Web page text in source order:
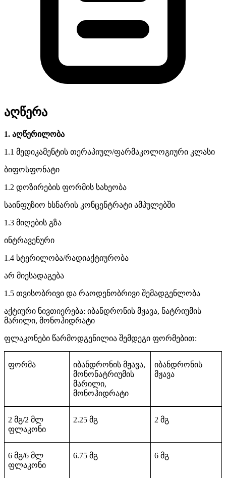
აღწერა
1. აღწერილობა
1.1 მედიკამენტის თერაპიულ/ფარმაკოლოგიური კლასი
ბიფოსფონატი
1.2 დოზირების ფორმის სახეობა
საინფუზიო ხსნარის კონცენტრატი ამპულებში
1.3 მიღების გზა
ინტრავენური
1.4 სტერილობა/რადიაქტიურობა
არ მიესადაგება
1.5 თვისობრივი და რაოდენობრივი შემადგენლობა
აქტიური ნივთიერება: იბანდრონის მჟავა, ნატრიუმის
მარილი, მონოჰიდრატი
ფლაკონები წარმოდგენილია შემდეგი ფორმებით:
ფორმა
იბანდრონის მჟავა,
მონონატრიუმის
მარილი,
მონოჰიდრატი
იბანდრონის
მჟავა
2მგ/2მლ
ფლაკონი
2.25მგ 2მგ
6მგ/6მლ
ფლაკონი
6.75მგ 6მგ